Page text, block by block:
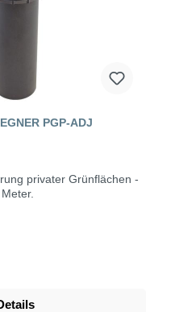
PGP-ADJ
privater Grünflächen -